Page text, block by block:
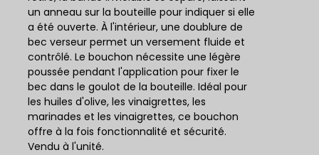
un anneau sur la bouteille pour indiquer si elle
a été ouverte. À l'intérieur, une doublure de
bec verseur permet un versement fluide et
contrôlé. Le bouchon nécessite une légère
poussée pendant l'application pour fixer le
bec dans le goulot de la bouteille. Idéal pour
les huiles d'olive, les vinaigrettes, les
marinades et les vinaigrettes, ce bouchon
offre à la fois fonctionnalité et sécurité.
Vendu à l'unité.